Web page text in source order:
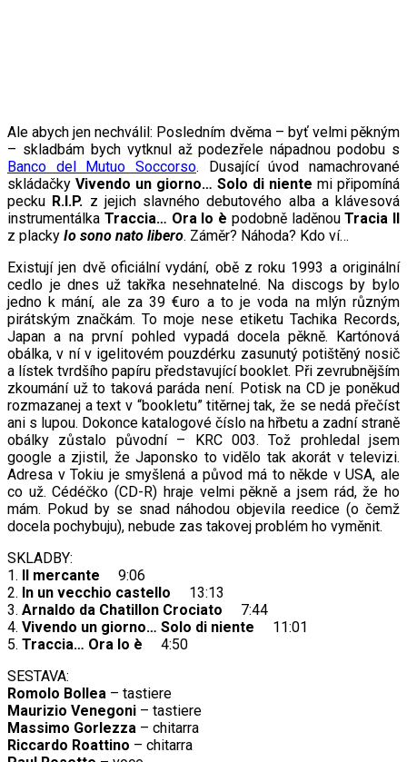
Ale abych jen nechválil: Posledním dvěma – byť velmi pěkným
– skladbám bych vytknul až podezřele nápadnou podobu s
Banco del Mutuo Soccorso. Dusající úvod namachrované
skládačky Vivendo un giorno… Solo di niente mi připomíná
pecku R.I.P. z jejich slavného debutového alba a klávesová
instrumentálka Traccia… Ora lo è podobně laděnouTracia II
z placky Io sono nato libero. Záměr? Náhoda? Kdo ví…
Existují jen dvě oficiální vydání, obě z roku 1993 a originální
cedlo je dnes už takřka nesehnatelné. Na discogs by bylo
jedno k mání, ale za 39 €uro a to je voda na mlýn různým
pirátským značkám. To moje nese etiketu Tachika Records,
Japan a na první pohled vypadá docela pěkně. Kartónová
obálka, v ní v igelitovém pouzdérku zasunutý potištěný nosič
a lístek tvrdšího papíru představující booklet. Při zevrubnějším
zkoumání už to taková paráda není. Potisk na CD je poněkud
rozmazanej a text v “bookletu” titěrnej tak, že se nedá přečíst
ani s lupou. Dokonce katalogové číslo na hřbetu a zadní straně
obálky zůstalo původní – KRC 003. Tož prohledal jsem
google a zjistil, že Japonsko to vidělo tak akorát v televizi.
Adresa v Tokiu je smyšlená a původ má to někde v USA, ale
co už. Cédéčko (CD-R) hraje velmi pěkně a jsem rád, že ho
mám. Pokud by se snad náhodou objevila reedice (o čemž
docela pochybuju), nebude zas takovej problém ho vyměnit.
SKLADBY:
1. Il mercante 9:06
2. In un vecchio castello 13:13
3. Arnaldo da Chatillon Crociato 7:44
4. Vivendo un giorno… Solo di niente 11:01
5. Traccia… Ora lo è 4:50
SESTAVA:
Romolo Bollea – tastiere
Maurizio Venegoni – tastiere
Massimo Gorlezza – chitarra
Riccardo Roattino – chitarra